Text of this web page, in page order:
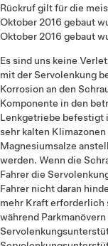
Rückruf gilt für die
Oktober 2016 gebaut
Oktober 2016 gebaut
Es sind uns keine
mit der Servolenkung
Korrosion an den
Komponente in den
Lenkgetriebe befestigt
sehr kalten
Magnesiumsalze
werden. Wenn die
Fahrer die
Fahrer nicht daran
mehr Kraft erforderlich
während